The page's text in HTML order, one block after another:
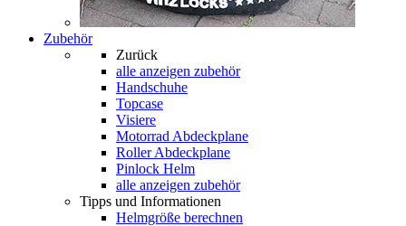
Zubehör
Zurück
alle anzeigen zubehör
Handschuhe
Topcase
Visiere
Motorrad Abdeckplane
Roller Abdeckplane
Pinlock Helm
alle anzeigen zubehör
Tipps und Informationen
Helmgröße berechnen